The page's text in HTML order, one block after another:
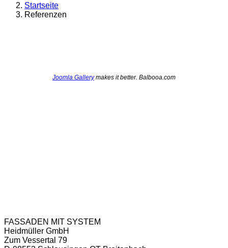
Startseite
Referenzen
Joomla Gallerymakes it better. Balbooa.com
FASSADEN MIT SYSTEM
Heidmüller GmbH
Zum Vessertal 79